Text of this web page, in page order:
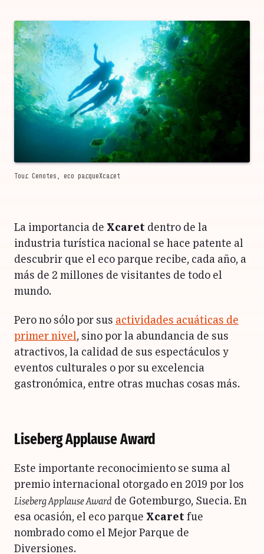
Tour Cenotes, eco parqueXcaret
La importancia de Xcaret dentro de la
industria turística nacional se hace patente al
descubrir que el eco parque recibe, cada año, a
más de 2 millones de visitantes de todo el
mundo.
Pero no sólo por sus actividades acuáticas de
primer nivel, sino por la abundancia de sus
atractivos, la calidad de sus espectáculos y
eventos culturales o por su excelencia
gastronómica, entre otras muchas cosas más.
Liseberg Applause Award
Este importante reconocimiento se suma al
premio internacional otorgado en 2019 por los
Liseberg Applause Award de Gotemburgo, Suecia. En
esa ocasión, el eco parque Xcaret fue
nombrado como el Mejor Parque de
Diversiones.